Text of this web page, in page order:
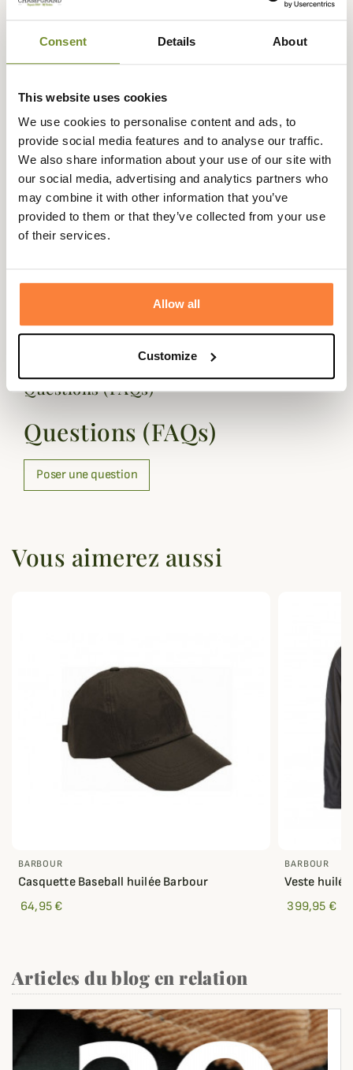
Consent Details About
This website uses cookies
We use cookies to personalise content and ads, to
provide social media features and to analyse our traffic.
We also share information about your use of our site with
our social media, advertising and analytics partners who
may combine it with other information that you’ve
provided to them or that they’ve collected from your use
of their services.
Allow all
Customize
Pour une taille M
(à plat, non portée)la longueur dorsale est de
77cm.
Pour une taille L(à plat, non portée)
Pour une taille 2XL (à plat, non portée) la longueur dorsale
est de 80cm, la largeur d'épaule est de 49cm et la largeur
d'aisselle est de 65cm.
Pour une taille 3XL (à plat, non portée) la longueur dorsale
est de 81cm, la largeur d'épaule est de 51cm et la largeur
d'aisselle est de 70cm.
Noir, Vert
Questions (FAQs)
Questions (FAQs)
Poser une question
Vous aimerez aussi
BARBOUR
Casquette Baseball huilée Barbour
64,95 €
BARBOUR
Veste
399,95 €
Articles du blog en relation